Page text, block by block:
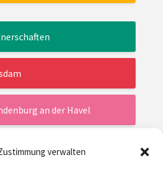
verwalten
an der Havel